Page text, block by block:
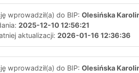
wprowadził(a) do BIP: Olesińska
2025-12-10 12:56:21
aktualizacji: 2026-01-16 12:36:36
wprowadził(a) do BIP: Olesińska